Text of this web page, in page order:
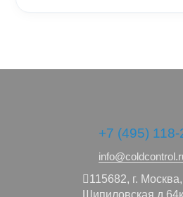
+7 (495) 118-
115682, г. Москва,
Шипиловская